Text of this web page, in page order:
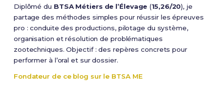
Diplômé du BTSA Métiers de l’Élevage (15,26/20), je
partage des méthodes simples pour réussir les épreuves
pro : conduite des productions, pilotage du système,
organisation et résolution de problématiques
zootechniques. Objectif : des repères concrets pour
performer à l’oral et sur dossier.
Fondateur de ce blog sur le BTSA ME